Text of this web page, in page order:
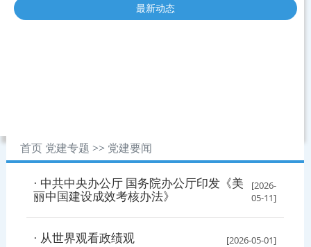
最新动态
首页 党建专题 >> 党建要闻
· 中共中央办公厅 国务院办公厅印发《美
丽中国建设成效考核办法》
[2026-
05-11]
· 从世界观看政绩观 [2026-05-01]